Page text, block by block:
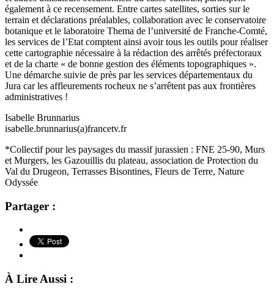
également à ce recensement. Entre cartes satellites, sorties sur le
terrain et déclarations préalables, collaboration avec le conservatoire
botanique et le laboratoire Thema de l’université de Franche-Comté,
les services de l’Etat comptent ainsi avoir tous les outils pour réaliser
cette cartographie nécessaire à la rédaction des arrêtés préfectoraux
et de la charte « de bonne gestion des éléments topographiques ».
Une démarche suivie de près par les services départementaux du
Jura car les affleurements rocheux ne s’arrêtent pas aux frontières
administratives !
Isabelle Brunnarius
isabelle.brunnarius(a)francetv.fr
*Collectif pour les paysages du massif jurassien : FNE 25-90, Murs
et Murgers, les Gazouillis du plateau, association de Protection du
Val du Drugeon, Terrasses Bisontines, Fleurs de Terre, Nature
Odyssée
Partager :
À Lire Aussi :